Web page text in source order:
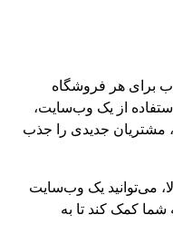
برای هر فروشگاه
از یک وب‌سایت،
مشتریان جدیدی را جذب
می‌توانید یک وب‌سایت
کمک کند تا به